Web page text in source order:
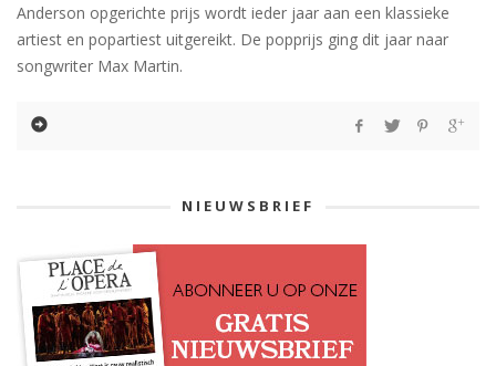
Anderson opgerichte prijs wordt ieder jaar aan een klassieke
artiest en popartiest uitgereikt. De popprijs ging dit jaar naar
songwriter Max Martin.
NIEUWSBRIEF